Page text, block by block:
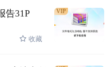
告31P
收藏
VIP